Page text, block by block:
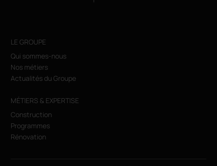
LE GROUPE
Qui sommes-nous
Nos métiers
Actualités du Groupe
MÉTIERS & EXPERTISE
Construction
Programmes
Rénovation